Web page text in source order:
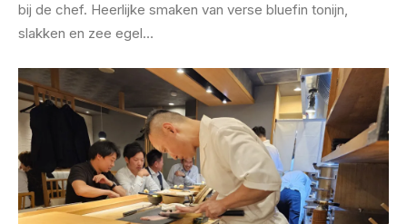
bij de chef. Heerlijke smaken van verse bluefin tonijn,
slakken en zee egel…